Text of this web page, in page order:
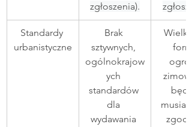
zgłoszenia).
Standardy
urbanistyczne
Brak
sztywnych,
ogólnokrajow
ych
standardów
dla
wydawania